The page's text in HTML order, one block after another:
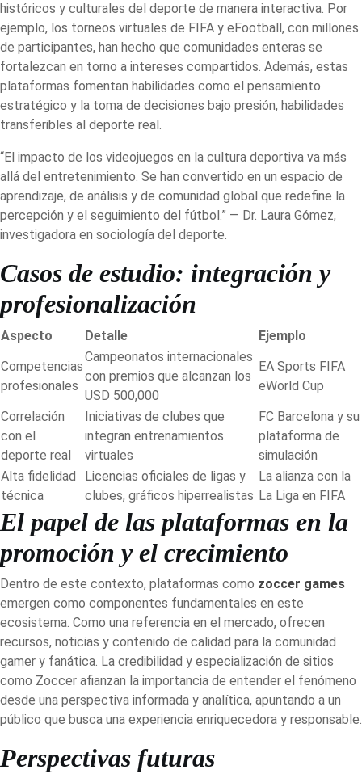
históricos y culturales del deporte de manera interactiva. Por
ejemplo, los torneos virtuales de FIFA y eFootball, con millones
de participantes, han hecho que comunidades enteras se
fortalezcan en torno a intereses compartidos. Además, estas
plataformas fomentan habilidades como el pensamiento
estratégico y la toma de decisiones bajo presión, habilidades
transferibles al deporte real.
“El impacto de los videojuegos en la cultura deportiva va más
allá del entretenimiento. Se han convertido en un espacio de
aprendizaje, de análisis y de comunidad global que redefine la
percepción y el seguimiento del fútbol.” — Dr. Laura Gómez,
investigadora en sociología del deporte.
Casos de estudio: integración y
profesionalización
Aspecto Detalle
Ejemplo
Competencias
profesionales
Campeonatos internacionales
con premios que alcanzan los
USD 500,000
EA Sports FIFA
eWorld Cup
Correlación
con el
deporte real
Iniciativas de clubes que
integran entrenamientos
virtuales
FC Barcelona y su
plataforma de
simulación
Alta fidelidad
técnica
Licencias oficiales de ligas y
clubes, gráficos hiperrealistas
La alianza con la
La Liga en FIFA
El papel de las plataformas en la
promoción y el crecimiento
Dentro de este contexto, plataformas como zoccer games
emergen como componentes fundamentales en este
ecosistema. Como una referencia en el mercado, ofrecen
recursos, noticias y contenido de calidad para la comunidad
gamer y fanática. La credibilidad y especialización de sitios
como Zoccer afianzan la importancia de entender el fenómeno
desde una perspectiva informada y analítica, apuntando a un
público que busca una experiencia enriquecedora y responsable.
Perspectivas futuras